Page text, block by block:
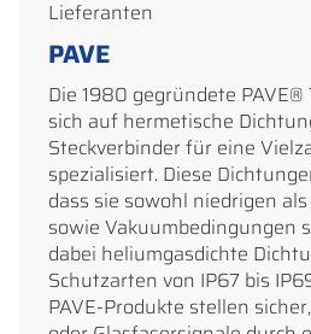
Lieferanten
PAVE
Die 1980 gegründete PAVE®
sich auf hermetische
Steckverbinder für eine
spezialisiert. Diese
dass sie sowohl niedrigen
sowie Vakuumbedingungen
dabei heliumgasdichte
Schutzarten von IP67 bis
PAVE-Produkte stellen